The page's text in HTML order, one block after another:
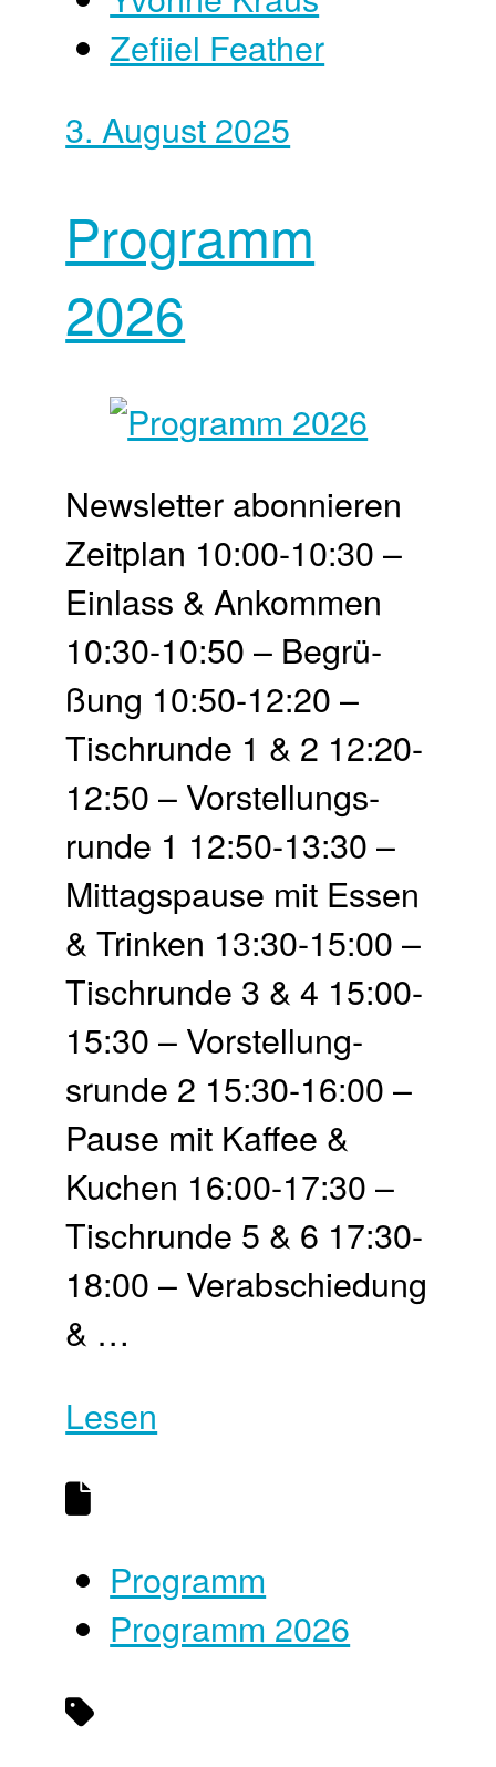
Zefiiel Feather
3. August 2025
Programm
2026
Newsletter abonnieren
Zeit­plan 10:00-10:30 –
Einlass & Ankommen
10:30-10:50 – Begrü­
ßung 10:50-12:20 –
Tisch­runde 1 & 2 12:20-
12:50 – Vor­stellungs­
runde 1 12:50-13:30 –
Mittags­pause mit Essen
& Trinken 13:30-15:00 –
Tisch­runde 3 & 4 15:00-
15:30 – Vor­stellung­
srunde 2 15:30-16:00 –
Pause mit Kaffee &
Kuchen 16:00-17:30 –
Tisch­runde 5 & 6 17:30-
18:00 – Ver­abschie­dung
& …
Lesen
Programm
Programm 2026